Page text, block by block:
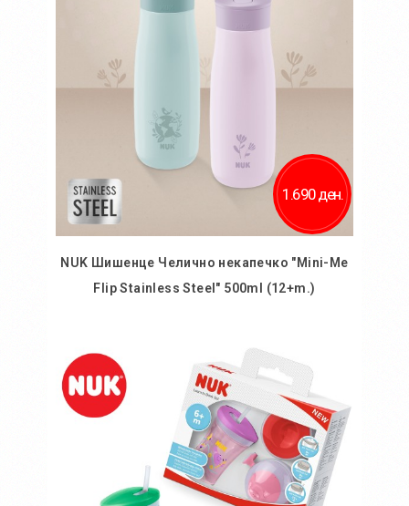
Додај за споредба
1.690 ден.
NUK Шишенце Челично некапечко "Mini-Me
Flip Stainless Steel" 500ml (12+m.)
Во кошничка
Додај во желби
Додај за споредба